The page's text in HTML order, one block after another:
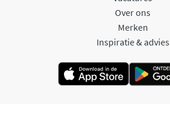
Over ons
Merken
Inspiratie & advies